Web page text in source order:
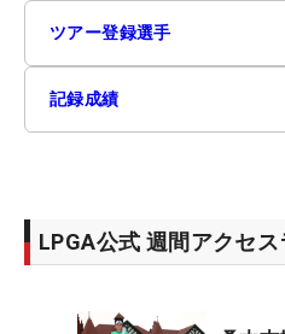
ツアー登録選手
記録成績
LPGA公式 週間アクセ